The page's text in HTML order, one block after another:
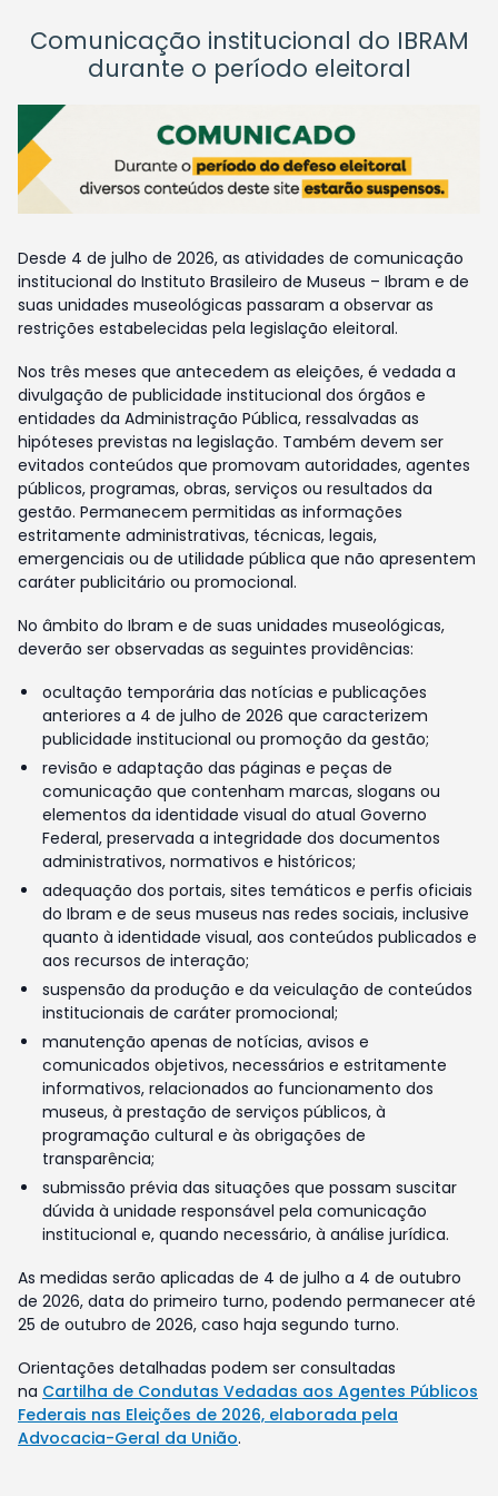
Comunicação institucional do IBRAM
durante o período eleitoral
Desde 4 de julho de 2026, as atividades de comunicação
institucional do Instituto Brasileiro de Museus – Ibram e de
suas unidades museológicas passaram a observar as
restrições estabelecidas pela legislação eleitoral.
Nos três meses que antecedem as eleições, é vedada a
divulgação de publicidade institucional dos órgãos e
entidades da Administração Pública, ressalvadas as
hipóteses previstas na legislação. Também devem ser
evitados conteúdos que promovam autoridades, agentes
públicos, programas, obras, serviços ou resultados da
gestão. Permanecem permitidas as informações
estritamente administrativas, técnicas, legais,
emergenciais ou de utilidade pública que não apresentem
caráter publicitário ou promocional.
No âmbito do Ibram e de suas unidades museológicas,
deverão ser observadas as seguintes providências:
ocultação temporária das notícias e publicações
anteriores a 4 de julho de 2026 que caracterizem
publicidade institucional ou promoção da gestão;
revisão e adaptação das páginas e peças de
comunicação que contenham marcas, slogans ou
elementos da identidade visual do atual Governo
Federal, preservada a integridade dos documentos
administrativos, normativos e históricos;
adequação dos portais, sites temáticos e perfis oficiais
do Ibram e de seus museus nas redes sociais, inclusive
quanto à identidade visual, aos conteúdos publicados e
aos recursos de interação;
suspensão da produção e da veiculação de conteúdos
institucionais de caráter promocional;
manutenção apenas de notícias, avisos e
comunicados objetivos, necessários e estritamente
informativos, relacionados ao funcionamento dos
museus, à prestação de serviços públicos, à
programação cultural e às obrigações de
transparência;
submissão prévia das situações que possam suscitar
dúvida à unidade responsável pela comunicação
institucional e, quando necessário, à análise jurídica.
As medidas serão aplicadas de 4 de julho a 4 de outubro
de 2026, data do primeiro turno, podendo permanecer até
25 de outubro de 2026, caso haja segundo turno.
Orientações detalhadas podem ser consultadas
na Cartilha de Condutas Vedadas aos Agentes Públicos
Federais nas Eleições de 2026, elaborada pela
Advocacia-Geral da União.